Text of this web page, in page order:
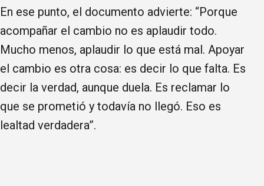
En ese punto, el documento advierte: “Porque
acompañar el cambio no es aplaudir todo.
Mucho menos, aplaudir lo que está mal. Apoyar
el cambio es otra cosa: es decir lo que falta. Es
decir la verdad, aunque duela. Es reclamar lo
que se prometió y todavía no llegó. Eso es
lealtad verdadera”.